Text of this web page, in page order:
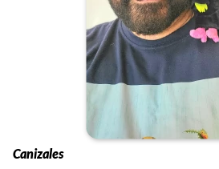
Canizales